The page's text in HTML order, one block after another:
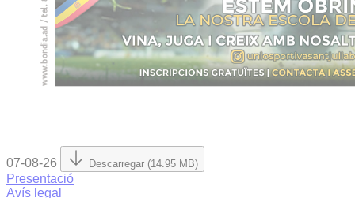
07-08-26 Descarregar (14.95 MB)
Presentació
Avís legal